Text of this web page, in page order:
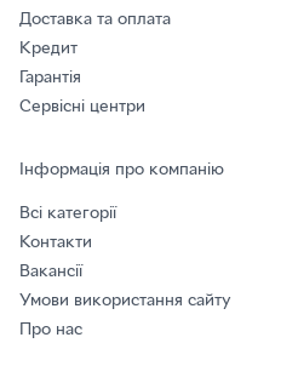
Доставка та оплата
Кредит
Гарантія
Сервісні центри
Інформація про компанію
Всі категорії
Контакти
Вакансії
Умови використання сайту
Про нас